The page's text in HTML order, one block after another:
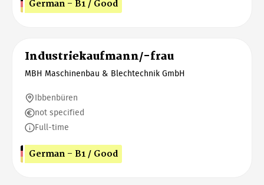
German - B1 / Good
Industriekaufmann/-frau
MBH Maschinenbau & Blechtechnik GmbH
Ibbenbüren
not specified
Full-time
German - B1 / Good